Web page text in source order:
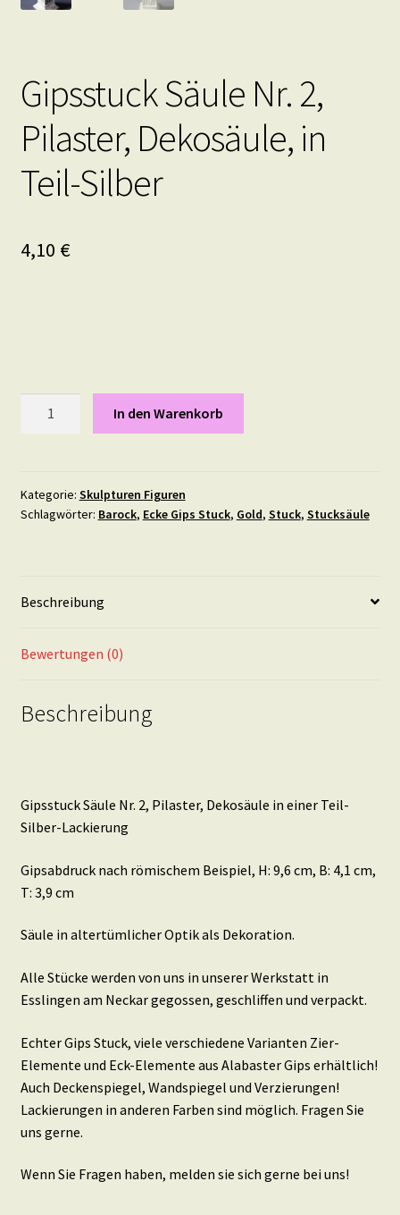
Gipsstuck Säule Nr. 2,
Pilaster, Dekosäule, in
Teil-Silber
4,10 €
Pilaster,
Dekosäule,
Menge
In den Warenkorb
Kategorie: Skulpturen Figuren
Schlagwörter: Barock, Ecke Gips Stuck, Gold, Stuck, Stucksäule
Beschreibung
Bewertungen (0)
Beschreibung
Gipsstuck Säule Nr. 2, Pilaster, Dekosäule in einer Teil-
Silber-Lackierung
Gipsabdruck nach römischem Beispiel, H: 9,6 cm, B: 4,1 cm,
T: 3,9 cm
Säule in altertümlicher Optik als Dekoration.
Alle Stücke werden von uns in unserer Werkstatt in
Esslingen am Neckar gegossen, geschliffen und verpackt.
Echter Gips Stuck, viele verschiedene Varianten Zier-
Elemente und Eck-Elemente aus Alabaster Gips erhältlich!
Auch Deckenspiegel, Wandspiegel und Verzierungen!
Lackierungen in anderen Farben sind möglich. Fragen Sie
uns gerne.
Wenn Sie Fragen haben, melden sie sich gerne bei uns!